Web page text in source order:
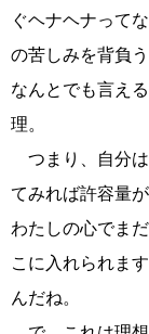
ぐヘナヘナって
の苦しみを背負
なんとでも言え
理。
つまり、自分は
てみれば許容量
わたしの心でま
こに入れられま
んだね。